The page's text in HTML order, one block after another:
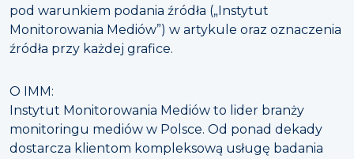
pod warunkiem podania źródła („Instytut
Monitorowania Mediów”) w artykule oraz oznaczenia
źródła przy każdej grafice.
O IMM:
Instytut Monitorowania Mediów to lider branży
monitoringu mediów w Polsce. Od ponad dekady
dostarcza klientom kompleksową usługę badania